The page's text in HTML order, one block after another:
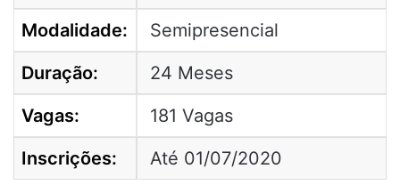
Modalidade:
Semipresencial
Duração:
24 Meses
Vagas:
181 Vagas
Inscrições:
Até 01/07/2020